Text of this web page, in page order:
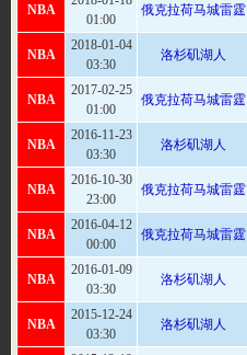
NBA
01:00
俄克拉荷马城雷霆
NBA
2018-01-04
03:30
洛杉矶湖人
NBA
2017-02-25
01:00
俄克拉荷马城雷霆
NBA
2016-11-23
03:30
洛杉矶湖人
NBA
2016-10-30
23:00
俄克拉荷马城雷霆
NBA
2016-04-12
00:00
俄克拉荷马城雷霆
NBA
2016-01-09
03:30
洛杉矶湖人
NBA
2015-12-24
03:30
洛杉矶湖人